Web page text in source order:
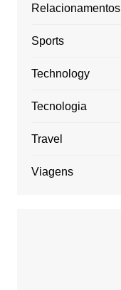
Relacionamentos
Sports
Technology
Tecnologia
Travel
Viagens